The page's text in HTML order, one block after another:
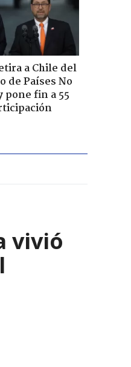
a Chile del
de Países No
pone fin a 55
vivió